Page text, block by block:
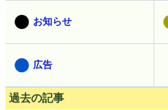
お知らせ
広告
過去の記事